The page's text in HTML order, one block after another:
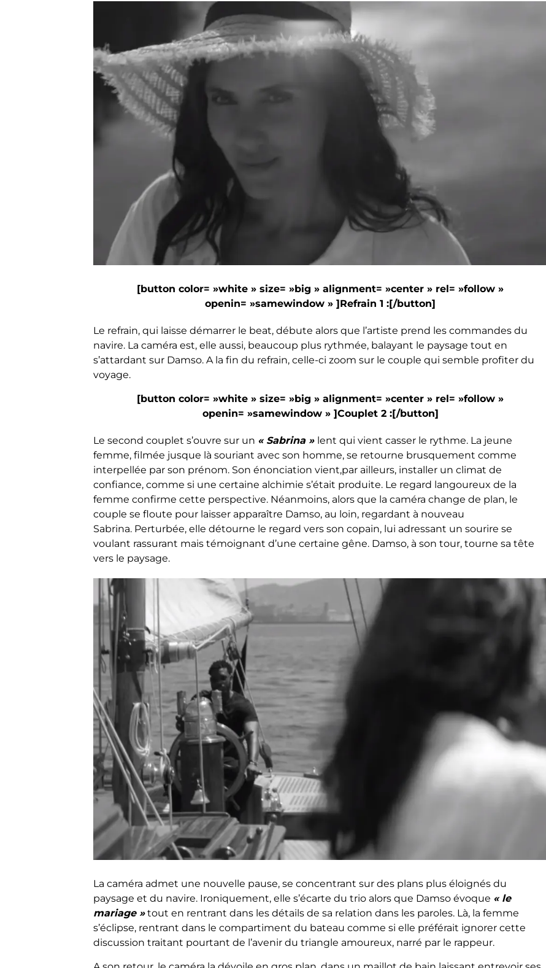
[button color= »white » size= »big » alignment= »center » rel= »follow »
openin= »samewindow » ]Refrain 1 :[/button]
Le refrain, qui laisse démarrer le beat, débute alors que l’artiste prend les commandes du
navire. La caméra est, elle aussi, beaucoup plus rythmée, balayant le paysage tout en
s’attardant sur Damso. A la fin du refrain, celle-ci zoom sur le couple qui semble profiter du
voyage.
[button color= »white » size= »big » alignment= »center » rel= »follow »
openin= »samewindow » ]Couplet 2 :[/button]
Le second couplet s’ouvre sur un « Sabrina » lent qui vient casser le rythme. La jeune
femme, filmée jusque là souriant avec son homme, se retourne brusquement comme
interpellée par son prénom. Son énonciation vient,par ailleurs, installer un climat de
confiance, comme si une certaine alchimie s’était produite. Le regard langoureux de la
femme confirme cette perspective. Néanmoins, alors que la caméra change de plan, le
couple se floute pour laisser apparaître Damso, au loin, regardant à nouveau
Sabrina. Perturbée, elle détourne le regard vers son copain, lui adressant un sourire se
voulant rassurant mais témoignant d’une certaine gêne. Damso, à son tour, tourne sa tête
vers le paysage.
La caméra admet une nouvelle pause, se concentrant sur des plans plus éloignés du
paysage et du navire. Ironiquement, elle s’écarte du trio alors que Damso évoque « le
mariage »tout en rentrant dans les détails de sa relation dans les paroles. Là, la femme
s’éclipse, rentrant dans le compartiment du bateau comme si elle préférait ignorer cette
discussion traitant pourtant de l’avenir du triangle amoureux, narré par le rappeur.